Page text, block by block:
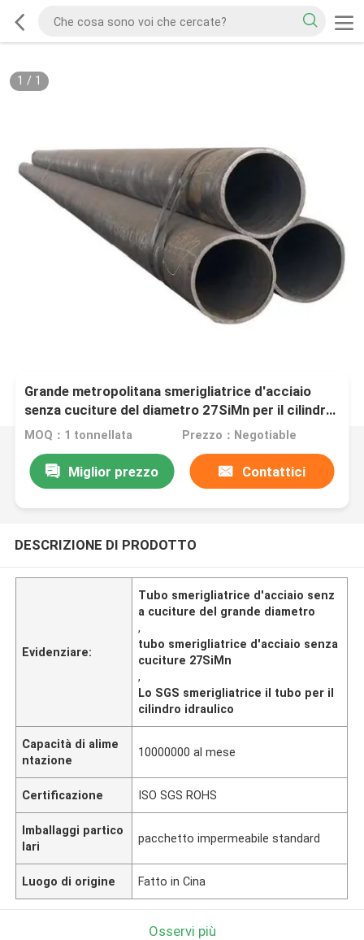
1 / 1
Grande metropolitana smerigliatrice d'acciaio
senza cuciture del diametro 27SiMn per il cilindro
idraulico
MOQ：1 tonnellata Prezzo：Negotiable
Miglior prezzo Contattici
DESCRIZIONE DI PRODOTTO
Evidenziare:
Tubo smerigliatrice d'acciaio senz
a cuciture del grande diametro
,
tubo smerigliatrice d'acciaio senza
cuciture 27SiMn
,
Lo SGS smerigliatrice il tubo per il
cilindro idraulico
Capacità di alime
ntazione
10000000 al mese
Certificazione ISO SGS ROHS
Imballaggi partico
lari
pacchetto impermeabile standard
Luogo di origine Fatto in Cina
Osservi più